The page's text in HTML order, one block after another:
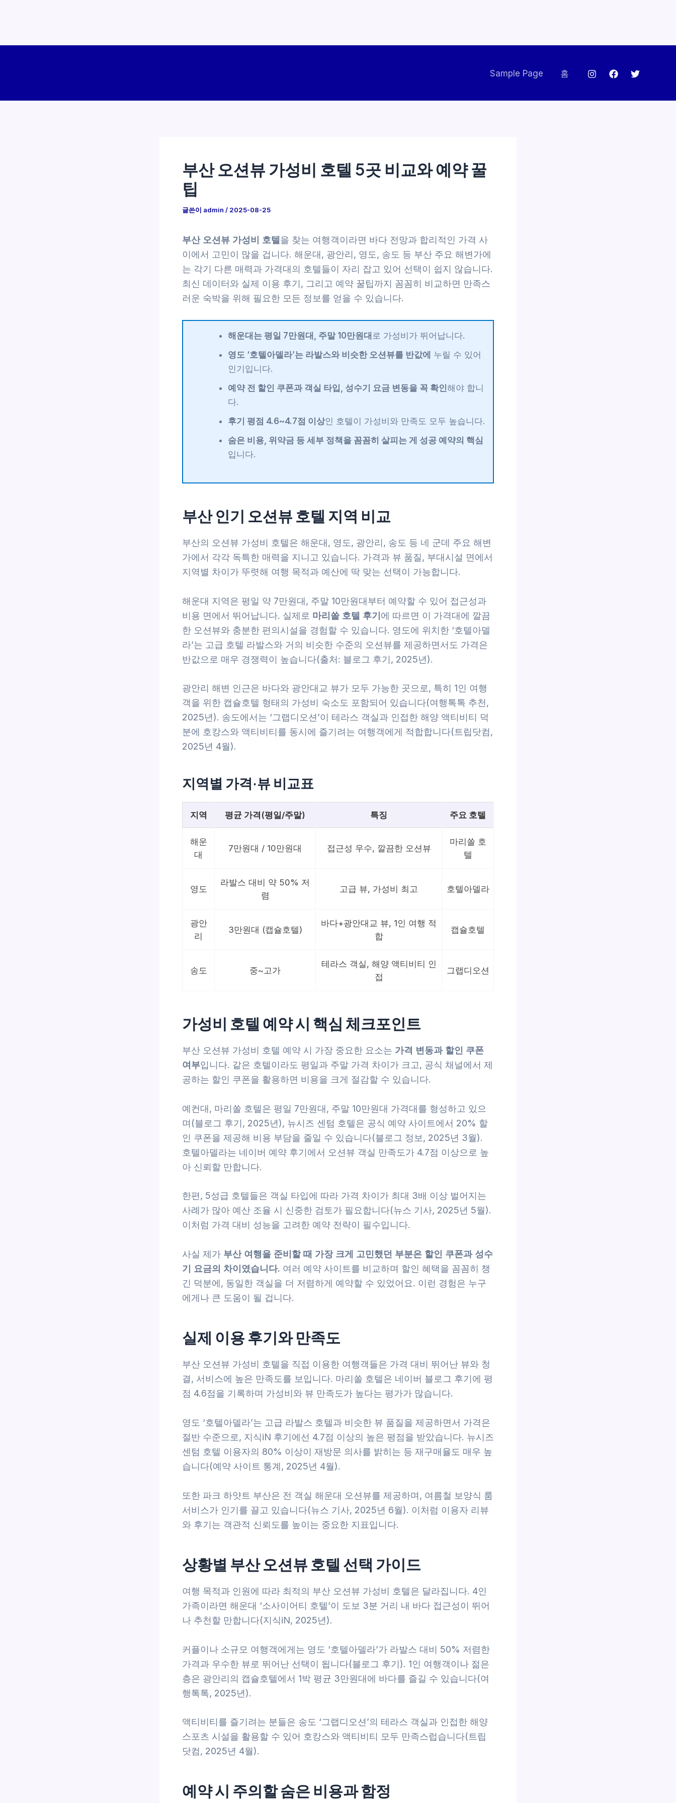
Sample Page 홈
부산 오션뷰 가성비 호텔 5곳 비교와 예약 꿀
팁
글쓴이 admin / 2025-08-25
부산 오션뷰 가성비 호텔 을 찾는 여행객이라면 바다 전망과 합리적인 가격 사
이에서 고민이 많을 겁니다. 해운대, 광안리, 영도, 송도 등 부산 주요 해변가에
는 각기 다른 매력과 가격대의 호텔들이 자리 잡고 있어 선택이 쉽지 않습니다.
최신 데이터와 실제 이용 후기, 그리고 예약 꿀팁까지 꼼꼼히 비교하면 만족스
러운 숙박을 위해 필요한 모든 정보를 얻을 수 있습니다.
해운대는 평일 7만원대, 주말 10만원대 로 가성비가 뛰어납니다.
영도 ‘호텔아델라’는 라발스와 비슷한 오션뷰를 반값에 누릴 수 있어
인기입니다.
예약 전 할인 쿠폰과 객실 타입, 성수기 요금 변동을 꼭 확인해야 합니
다.
후기 평점 4.6~4.7점 이상인 호텔이 가성비와 만족도 모두 높습니다.
숨은 비용, 위약금 등 세부 정책을 꼼꼼히 살피는 게 성공 예약의 핵심
입니다.
부산 인기 오션뷰 호텔 지역 비교
부산의 오션뷰 가성비 호텔은 해운대, 영도, 광안리, 송도 등 네 군데 주요 해변
가에서 각각 독특한 매력을 지니고 있습니다. 가격과 뷰 품질, 부대시설 면에서
지역별 차이가 뚜렷해 여행 목적과 예산에 딱 맞는 선택이 가능합니다.
해운대 지역은 평일 약 7만원대, 주말 10만원대부터 예약할 수 있어 접근성과
비용 면에서 뛰어납니다. 실제로 마리쏠 호텔 후기에 따르면 이 가격대에 깔끔
한 오션뷰와 충분한 편의시설을 경험할 수 있습니다. 영도에 위치한 ‘호텔아델
라’는 고급 호텔 라발스와 거의 비슷한 수준의 오션뷰를 제공하면서도 가격은
반값으로 매우 경쟁력이 높습니다(출처: 블로그 후기, 2025년).
광안리 해변 인근은 바다와 광안대교 뷰가 모두 가능한 곳으로, 특히 1인 여행
객을 위한 캡슐호텔 형태의 가성비 숙소도 포함되어 있습니다(여행톡톡 추천,
2025년). 송도에서는 ‘그랩디오션’이 테라스 객실과 인접한 해양 액티비티 덕
분에 호캉스와 액티비티를 동시에 즐기려는 여행객에게 적합합니다(트립닷컴,
2025년 4월).
지역별 가격·뷰 비교표
지역 평균 가격(평일/주말) 특징 주요 호텔
해운
대
7만원대 / 10만원대 접근성 우수, 깔끔한 오션뷰
마리쏠 호
텔
영도
라발스 대비 약 50% 저
렴
고급 뷰, 가성비 최고 호텔아델라
광안
리
3만원대 (캡슐호텔)
바다+광안대교 뷰, 1인 여행 적
합
캡슐호텔
송도 중~고가
테라스 객실, 해양 액티비티 인
접
그랩디오션
가성비 호텔 예약 시 핵심 체크포인트
부산 오션뷰 가성비 호텔 예약 시 가장 중요한 요소는 가격 변동과 할인 쿠폰
여부입니다. 같은 호텔이라도 평일과 주말 가격 차이가 크고, 공식 채널에서 제
공하는 할인 쿠폰을 활용하면 비용을 크게 절감할 수 있습니다.
예컨대, 마리쏠 호텔은 평일 7만원대, 주말 10만원대 가격대를 형성하고 있으
며(블로그 후기, 2025년), 뉴시즈 센텀 호텔은 공식 예약 사이트에서 20% 할
인 쿠폰을 제공해 비용 부담을 줄일 수 있습니다(블로그 정보, 2025년 3월).
호텔아델라는 네이버 예약 후기에서 오션뷰 객실 만족도가 4.7점 이상으로 높
아 신뢰할 만합니다.
한편, 5성급 호텔들은 객실 타입에 따라 가격 차이가 최대 3배 이상 벌어지는
사례가 많아 예산 조율 시 신중한 검토가 필요합니다(뉴스 기사, 2025년 5월).
이처럼 가격 대비 성능을 고려한 예약 전략이 필수입니다.
사실 제가 부산 여행을 준비할 때 가장 크게 고민했던 부분은 할인 쿠폰과 성수
기 요금의 차이였습니다. 여러 예약 사이트를 비교하며 할인 혜택을 꼼꼼히 챙
긴 덕분에, 동일한 객실을 더 저렴하게 예약할 수 있었어요. 이런 경험은 누구
에게나 큰 도움이 될 겁니다.
실제 이용 후기와 만족도
부산 오션뷰 가성비 호텔을 직접 이용한 여행객들은 가격 대비 뛰어난 뷰와 청
결, 서비스에 높은 만족도를 보입니다. 마리쏠 호텔은 네이버 블로그 후기에 평
점 4.6점을 기록하며 가성비와 뷰 만족도가 높다는 평가가 많습니다.
영도 ‘호텔아델라’는 고급 라발스 호텔과 비슷한 뷰 품질을 제공하면서 가격은
절반 수준으로, 지식iN 후기에선 4.7점 이상의 높은 평점을 받았습니다. 뉴시즈
센텀 호텔 이용자의 80% 이상이 재방문 의사를 밝히는 등 재구매율도 매우 높
습니다(예약 사이트 통계, 2025년 4월).
또한 파크 하얏트 부산은 전 객실 해운대 오션뷰를 제공하며, 여름철 보양식 룸
서비스가 인기를 끌고 있습니다(뉴스 기사, 2025년 6월). 이처럼 이용자 리뷰
와 후기는 객관적 신뢰도를 높이는 중요한 지표입니다.
상황별 부산 오션뷰 호텔 선택 가이드
여행 목적과 인원에 따라 최적의 부산 오션뷰 가성비 호텔은 달라집니다. 4인
가족이라면 해운대 ‘소사이어티 호텔’이 도보 3분 거리 내 바다 접근성이 뛰어
나 추천할 만합니다(지식iN, 2025년).
커플이나 소규모 여행객에게는 영도 ‘호텔아델라’가 라발스 대비 50% 저렴한
가격과 우수한 뷰로 뛰어난 선택이 됩니다(블로그 후기). 1인 여행객이나 젊은
층은 광안리의 캡슐호텔에서 1박 평균 3만원대에 바다를 즐길 수 있습니다(여
행톡톡, 2025년).
액티비티를 즐기려는 분들은 송도 ‘그랩디오션’의 테라스 객실과 인접한 해양
스포츠 시설을 활용할 수 있어 호캉스와 액티비티 모두 만족스럽습니다(트립
닷컴, 2025년 4월).
예약 시 주의할 숨은 비용과 함정